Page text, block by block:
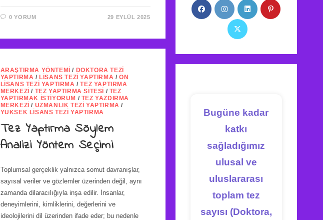
0 YORUM 29 EYLÜL 2025
ARAŞTIRMA YÖNTEMI / DOKTORA TEZI
YAPTIRMA / LISANS TEZI YAPTIRMA /ÖN
LISANS TEZI YAPTIRMA /TEZ YAPTIRMA
MERKEZI / TEZ YAPTIRMA SITESI / TEZ
YAPTIRMAK İSTIYORUM / TEZ YAZDIRMA
MERKEZI / UZMANLIK TEZI YAPTIRMA /
YÜKSEK LISANS TEZI YAPTIRMA
Tez Yaptırma Söylem
Analizi Yöntem Seçimi
Toplumsal gerçeklik yalnızca somut davranışlar,
sayısal veriler ve gözlemler üzerinden değil, aynı
zamanda dilaracılığıyla inşa edilir. İnsanlar,
deneyimlerini, kimliklerini, değerlerini ve
ideolojilerini dil üzerinden ifade eder; bu nedenle
Opens
in
tab
Opens
in
a
tab
Opens
in
tab
Opens
tab
Opens
Bugüne kadar
katkı
sağladığımız
ulusal ve
uluslararası
toplam tez
sayısı (Doktora,